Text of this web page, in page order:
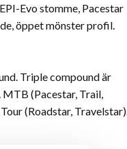
Evo stomme, Pacestar
öppet mönster profil.
Triple compound är
(Pacestar, Trail,
(Roadstar, Travelstar).